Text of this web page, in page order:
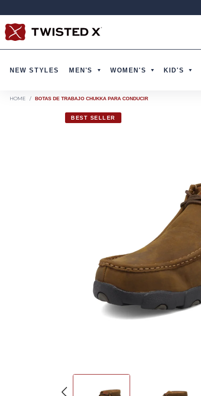
NEW STYLES MEN'S WOMEN'S KID'S
HOME / BOTAS DE TRABAJO CHUKKA PARA CONDUCIR
BEST SELLER